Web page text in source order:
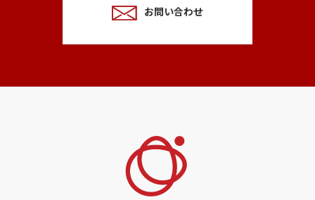
お問い合わせ